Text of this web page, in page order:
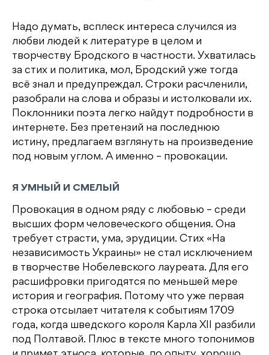
Надо думать, всплеск интереса случился из
любви людей к литературе в целом и
творчеству Бродского в частности. Ухватилась
за стих и политика, мол, Бродский уже тогда
всё знал и предупреждал. Строки расчленили,
разобрали на слова и образы и истолковали их.
Поклонники поэта легко найдут подробности в
интернете. Без претензий на последнюю
истину, предлагаем взглянуть на произведение
под новым углом. А именно – провокации.
Я УМНЫЙ И СМЕЛЫЙ
Провокация в одном ряду с любовью – среди
высших форм человеческого общения. Она
требует страсти, ума, эрудиции. Стих «На
независимость Украины» не стал исключением
в творчестве Нобелевского лауреата. Для его
расшифровки пригодятся по меньшей мере
история и география. Потому что уже первая
строка отсылает читателя к событиям 1709
года, когда шведского короля Карла XII разбили
под Полтавой. Плюс в тексте много топонимов